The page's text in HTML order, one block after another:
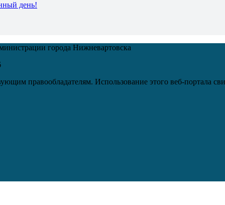
день!
города Нижневартовска
правообладателям. Использование этого веб-портала